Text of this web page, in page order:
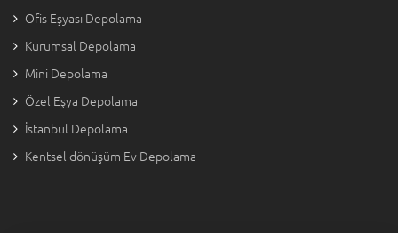
Ofis Eşyası Depolama
Kurumsal Depolama
Mini Depolama
Özel Eşya Depolama
İstanbul Depolama
Kentsel dönüşüm Ev Depolama